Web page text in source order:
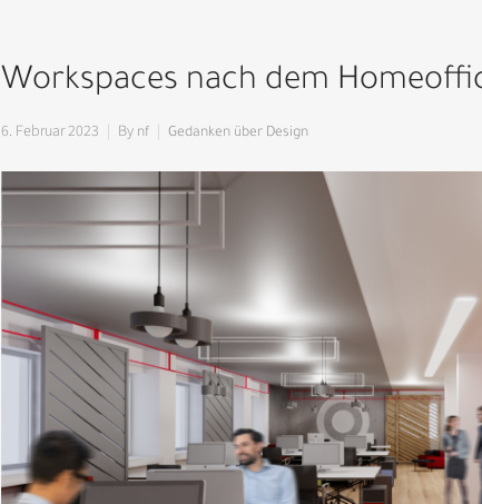
Workspaces nach dem
6. Februar 2023 By nf Gedanken über Design